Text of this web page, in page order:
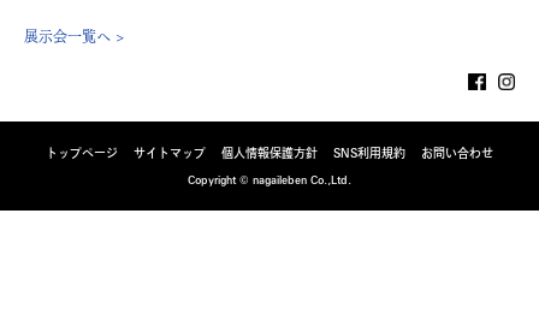
展示会一覧へ >
トップページ サイトマップ 個人情報保護方針 SNS利用規約
お問い合わせ
Copyright © nagaileben Co.,Ltd.